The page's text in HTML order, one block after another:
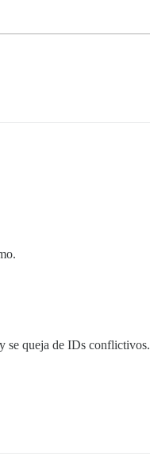
se queja de IDs conflictivos.